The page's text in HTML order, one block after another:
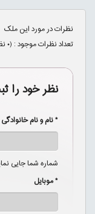
نظرات در مورد این ملک
تعداد نظرات موجود : (۰
نظر خود را
* نام و نام خانوادگی
شماره شما جایی
* موبایل